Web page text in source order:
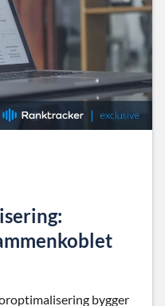
bygger